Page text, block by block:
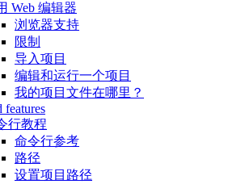
Web 编辑器
浏览器支持
限制
导入项目
编辑和运行一个项目
我的项目文件在哪里？
features
行教程
命令行参考
路径
设置项目路径